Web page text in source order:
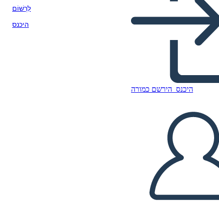
לִרְשׁוֹם
היכנס
היכנס הירשם כמורה
Круговая Диаграмма - 5